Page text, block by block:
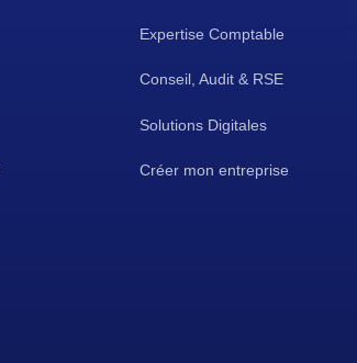
Expertise Comptable
Conseil, Audit & RSE
Solutions Digitales
Créer mon entreprise